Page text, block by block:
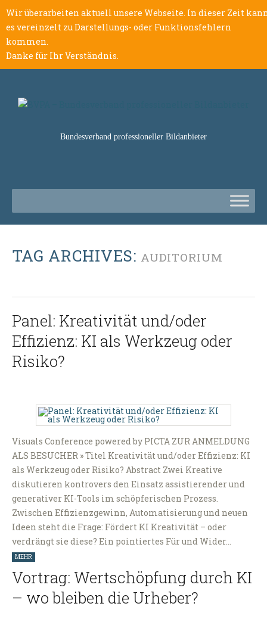
Wir überarbeiten aktuell unsere Webseite. In dieser Zeit
es vereinzelt zu Darstellungs- oder Funktionsfehlern
kommen.
Danke für Ihr Verständnis.
Bundesverband professioneller Bildanbieter
TAG ARCHIVES: AUDITORIUM
Panel: Kreativität und/oder
Effizienz: KI als Werkzeug oder
Risiko?
Visuals Conference powered by PICTA ZUR ANMELDUNG
ALS BESUCHER » Titel Kreativität und/oder Effizienz: KI
als Werkzeug oder Risiko? Abstract Zwei Kreative
diskutieren kontrovers den Einsatz assistierender und
generativer KI-Tools im schöpferischen Prozess.
Zwischen Effizienzgewinn, Automatisierung und neuen
Ideen steht die Frage: Fördert KI Kreativität – oder
verdrängt sie diese? Ein pointiertes Für und Wider…
MEHR
Vortrag: Wertschöpfung durch KI
– wo bleiben die Urheber?